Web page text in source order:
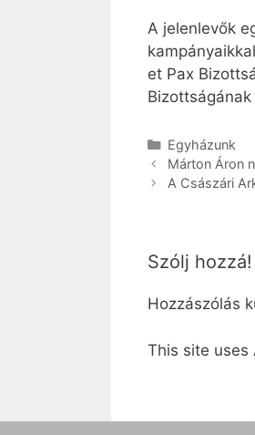
A jelenlevők
et Pax
Kategória
Egyházunk
Márton Áron
A Császári
Szólj hozzá!
Hozzászólás
This site uses